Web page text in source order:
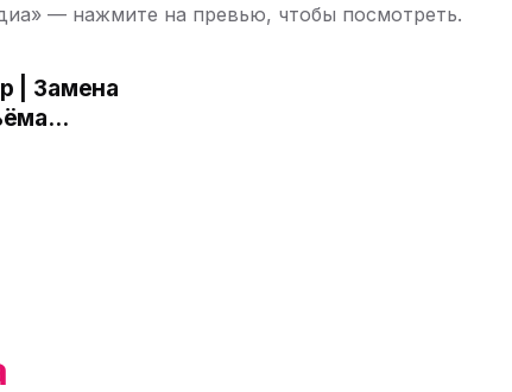
— нажмите на превью, чтобы посмотреть.
| Замена